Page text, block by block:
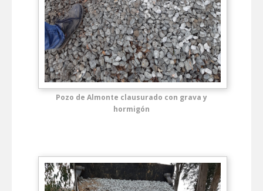
Pozo de Almonte clausurado con grava y
hormigón